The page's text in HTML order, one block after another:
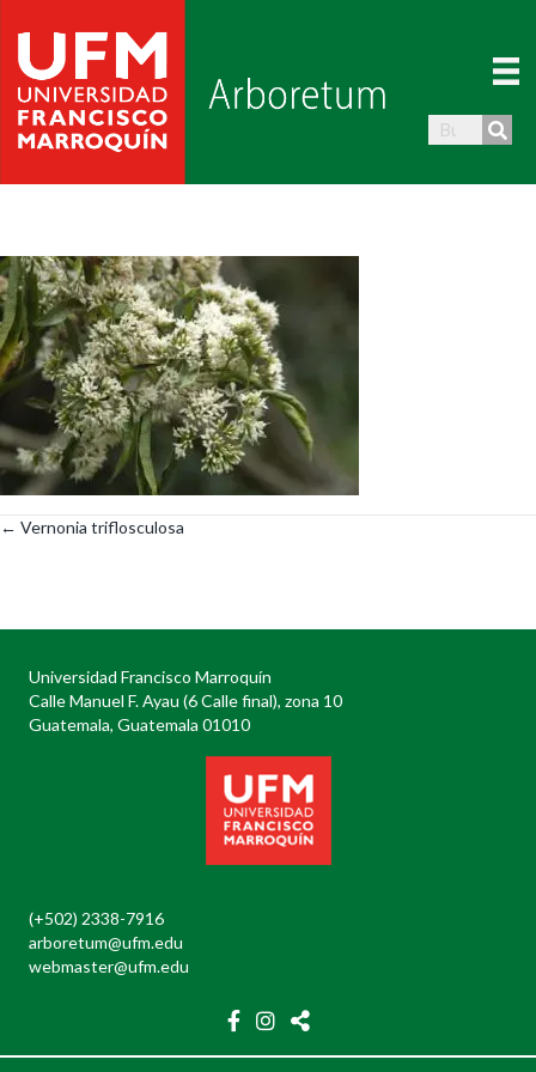
Posts
← Vernonia triflosculosa
Universidad Francisco Marroquín
Calle Manuel F. Ayau (6 Calle final), zona 10
Guatemala, Guatemala 01010
(+502) 2338-7916
arboretum@ufm.edu
webmaster@ufm.edu